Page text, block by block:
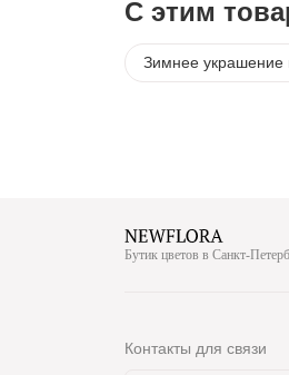
С этим
Зимнее украшение
Бутик цветов в Санкт-
Контакты для связи